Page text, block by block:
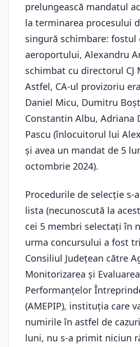
prelungească mandatul
la terminarea procesului
singură schimbare: fostul
aeroportului, Alexandru
schimbat cu directorul CJ
Astfel, CA-ul provizoriu
Daniel Micu, Dumitru
Constantin Albu, Adriana
Pascu (înlocuitorul lui
și avea un mandat de 5
octombrie 2024).
Procedurile de selecție s-
lista (necunoscută la
cei 5 membri selectați în
urma concursului a fost
Consiliul Județean către
Monitorizarea și Evaluarea
Performanțelor
(AMEPIP), instituția care
numirile în astfel de
luni, nu s-a primit niciun